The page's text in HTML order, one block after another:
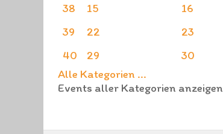
38
15 16
39
22 23
40
29 30
Alle Kategorien ...
Events aller Kategorien anzeigen